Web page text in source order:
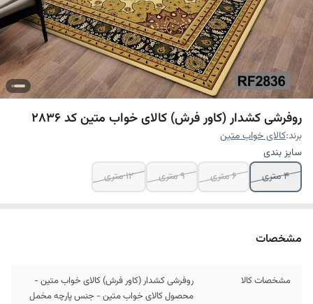
روفرشی کشدار (کاور فرش) کالای خواب متین کد 2836
برند:کالای خواب متین
سایز بندی
4 متری
6 متری 9 متری 12 متری
مشخصات
مشخصات کالا
روفرشی کشدار (کاور فرش) کالای خواب متین -
محصول کالای خواب متین - جنس پارچه مخمل